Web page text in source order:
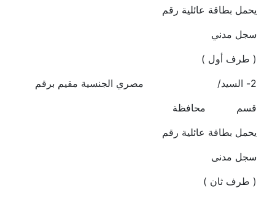
يحمل بطاقة عائلية رقم
سجل مدني
( طرف أول )
2- السيد/ مصري الجنسية مقيم برقم
قسم محافظة
يحمل بطاقة عائلية رقم
سجل مدنى
( طرف ثان )